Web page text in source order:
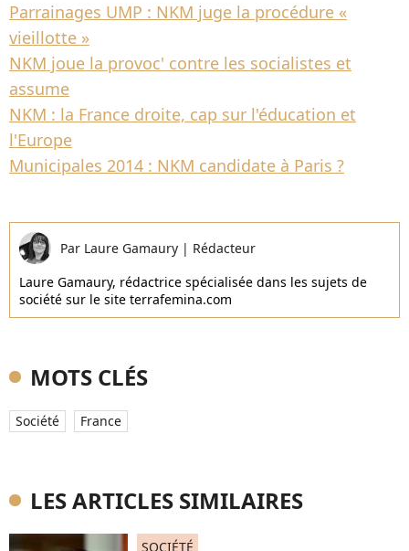
Parrainages UMP : NKM juge la procédure «
vieillotte »
NKM joue la provoc' contre les socialistes et
assume
NKM : la France droite, cap sur l'éducation et
l'Europe
Municipales 2014 : NKM candidate à Paris ?
Par Laure Gamaury | Rédacteur
Laure Gamaury, rédactrice spécialisée dans les sujets de
société sur le site terrafemina.com
MOTS CLÉS
Société France
LES ARTICLES SIMILAIRES
SOCIÉTÉ